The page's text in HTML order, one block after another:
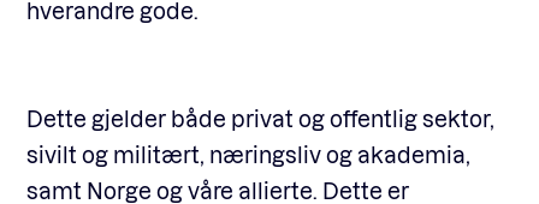
hverandre gode.
Dette gjelder både privat og offentlig sektor,
sivilt og militært, næringsliv og akademia,
samt Norge og våre allierte. Dette er